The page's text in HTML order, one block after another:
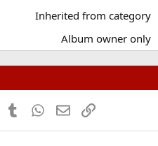
/
Inherited from category
Album owner only
PinterestTumblr WhatsApp
EmailLink